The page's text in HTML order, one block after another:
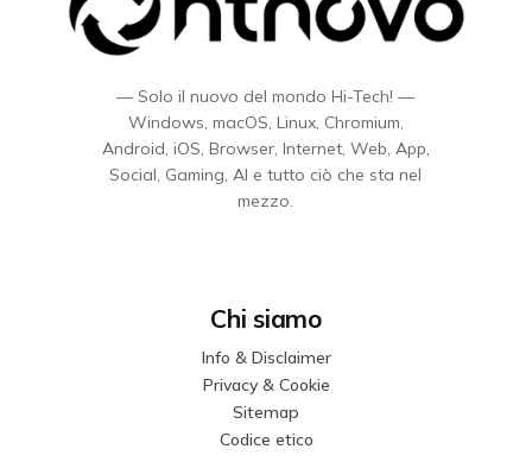
— Solo il nuovo del mondo Hi-Tech! —
Windows, macOS, Linux, Chromium,
Android, iOS, Browser, Internet, Web, App,
Social, Gaming, AI e tutto ciò che sta nel
mezzo.
Chi siamo
Info & Disclaimer
Privacy & Cookie
Sitemap
Codice etico